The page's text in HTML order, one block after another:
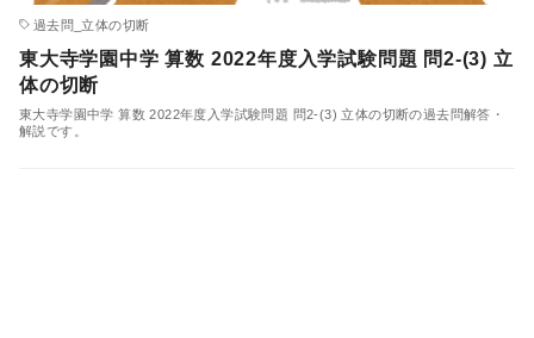
過去問_立体の切断
東大寺学園中学 算数 2022年度入学試験問題 問2-(3) 立
体の切断
東大寺学園中学 算数 2022年度入学試験問題 問2-(3) 立体の切断の過去問解答・
解説です。